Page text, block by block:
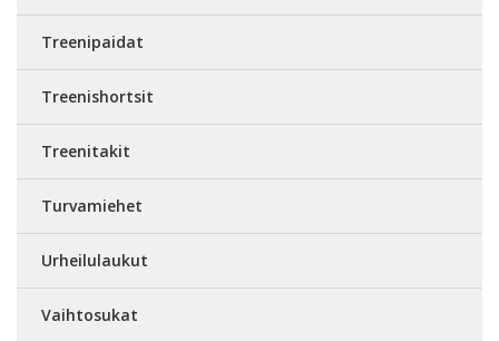
Treenipaidat
Treenishortsit
Treenitakit
Turvamiehet
Urheilulaukut
Vaihtosukat